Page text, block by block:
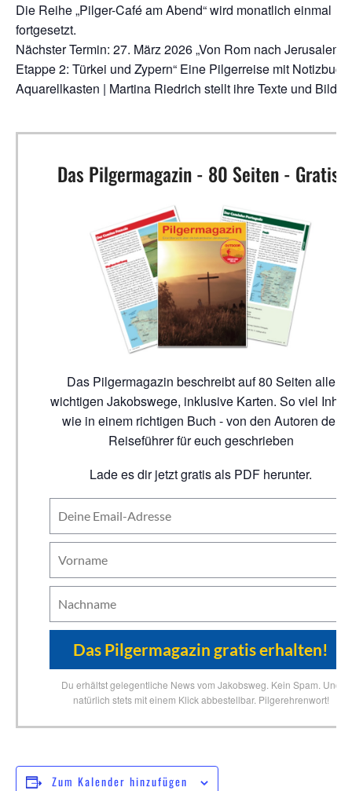
Die Reihe „Pilger-Café am Abend“ wird monatlich einmal
fortgesetzt.
Nächster Termin: 27. März 2026 „Von Rom nach Jerusalem,
Etappe 2: Türkei und Zypern“ Eine Pilgerreise mit
Aquarellkasten | Martina Riedrich stellt ihre Texte und Bilder
Das Pilgermagazin - 80 Seiten - Gratis!
Das Pilgermagazin beschreibt auf 80 Seiten alle
wichtigen Jakobswege, inklusive Karten. So viel Inhalt
wie in einem richtigen Buch - von den Autoren der
Reiseführer für euch geschrieben
Lade es dir jetzt gratis als PDF herunter.
Du erhältst gelegentliche News vom Jakobsweg. Kein Spam. Und
natürlich stets mit einem Klick abbestellbar. Pilgerehrenwort!
Zum Kalender hinzufügen